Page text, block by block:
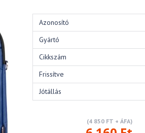
Azonosító
Gyártó
Cikkszám
Frissítve
Jótállás
(4 850 FT + ÁFA)